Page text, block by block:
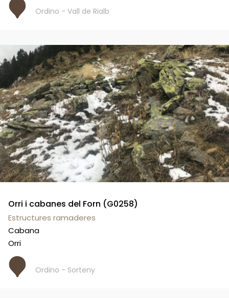
Ordino - Vall de Rialb
Orri i cabanes del Forn (G0258)
Estructures ramaderes
Cabana
Orri
Ordino - Sorteny